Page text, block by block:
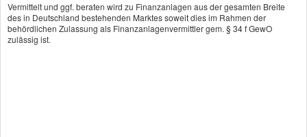
Vermittelt und ggf. beraten wird zu Finanzanlagen aus der gesamten Breite
des in Deutschland bestehenden Marktes soweit dies im Rahmen der
behördlichen Zulassung als Finanzanlagenvermittler gem. § 34 f GewO
zulässig ist.